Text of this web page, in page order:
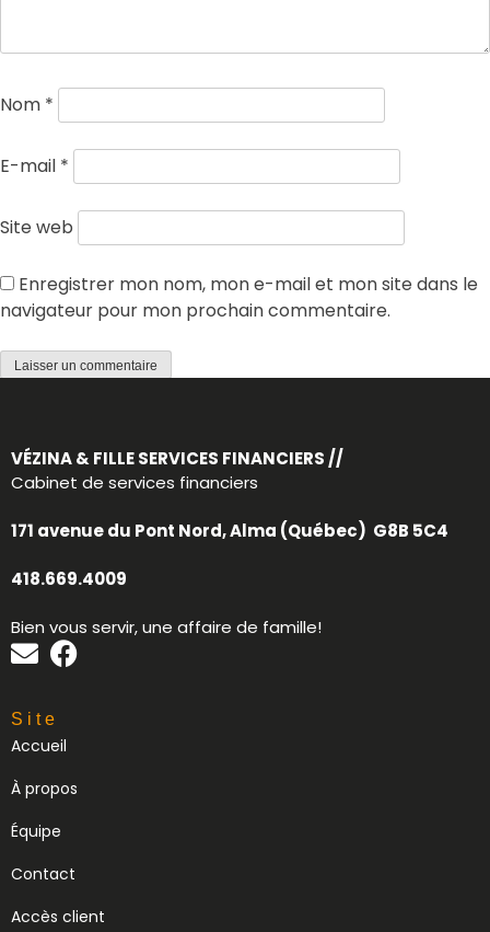
Nom *
E-mail *
Site web
Enregistrer mon nom, mon e-mail et mon site dans le
navigateur pour mon prochain commentaire.
VÉZINA & FILLE SERVICES FINANCIERS //
Cabinet de services financiers
171 avenue du Pont Nord, Alma (Québec) G8B 5C4
418.669.4009
Bien vous servir, une affaire de famille!
Site
Accueil
À propos
Équipe
Contact
Accès client